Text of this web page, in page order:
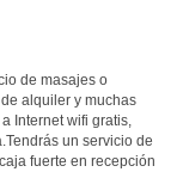
de masajes o
alquiler y muchas
Internet wifi gratis,
un servicio de
fuerte en recepción